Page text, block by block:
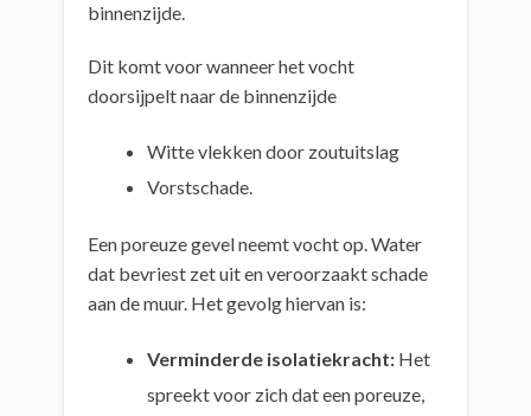
binnenzijde.
Dit komt voor wanneer het vocht
doorsijpelt naar de binnenzijde
Witte vlekken door zoutuitslag
Vorstschade.
Een poreuze gevel neemt vocht op. Water
dat bevriest zet uit en veroorzaakt schade
aan de muur. Het gevolg hiervan is:
Verminderde isolatiekracht: Het
spreekt voor zich dat een poreuze,